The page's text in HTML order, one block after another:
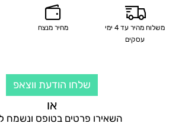
משלוח מהיר עד 4 ימי
עסקים
מחיר מנצח
שלחו הודעת ווצאפ
או
השאירו פרטים בטופס ונשמח